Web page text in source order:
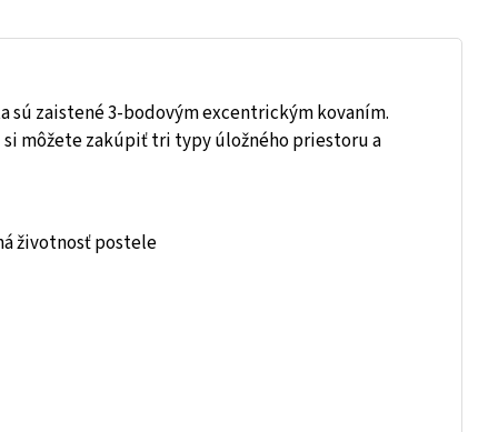
sú zaistené 3-bodovým excentrickým kovaním.
môžete zakúpiť tri typy úložného priestoru a
životnosť postele